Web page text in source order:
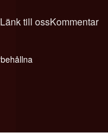
Länk till ossKommentar